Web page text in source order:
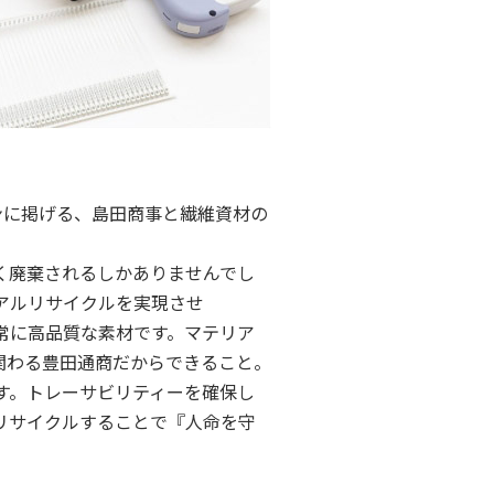
掲げる、島田商事と繊維資材の
棄されるしかありませんでし
ルリサイクルを実現させ
高品質な素材です。マテリア
る豊田通商だからできること。
トレーサビリティーを確保し
イクルすることで『人命を守